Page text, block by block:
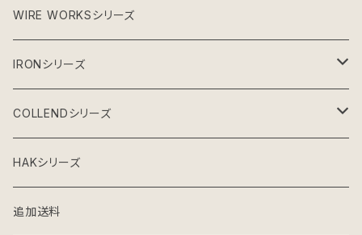
WIRE WORKSシリーズ
IRONシリーズ
ガーデンシリーズ
グレーインテリア
アイアン×ウッドインテリア
COLLENDシリーズ
収納雑貨
家庭用台車
HAKシリーズ
追加送料